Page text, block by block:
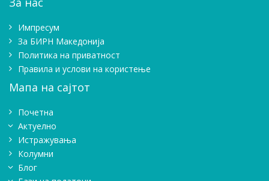
Импресум
Зa БИРН Македонија
Политика на приватност
Правила и услови на користење
Мапа на сајтот
Почетна
Актуелно
Истражувањa
Колумни
Блог